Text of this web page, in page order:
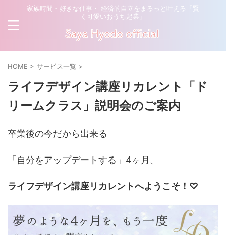
家族時間・好きな仕事・ 経済的自立をまるっと叶える「賢
く可愛いおうち起業」
HOME > サービス一覧 >
ライフデザイン講座リカレント「ド
リームクラス」説明会のご案内
卒業後の今だから出来る
「自分をアップデートする」4ヶ月、
ライフデザイン講座リカレントへようこそ！♡